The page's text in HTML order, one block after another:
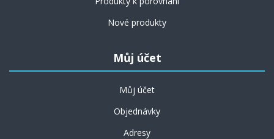
Nové produkty
Můj účet
Můj účet
Objednávky
Adresy